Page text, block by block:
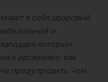
в себя здоровый
и
которым
в организме: как
предупредить, чем